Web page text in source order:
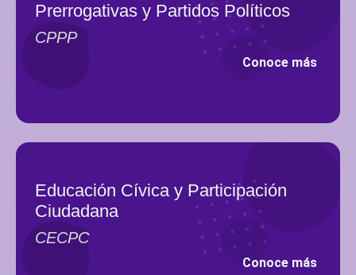
Prerrogativas y Partidos Políticos
CPPP
Conoce más
Educación Cívica y Participación
Ciudadana
CECPC
Conoce más